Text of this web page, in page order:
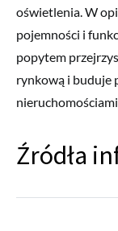
oświetlenia. W
pojemności i
popytem
rynkową i buduje
Źródła